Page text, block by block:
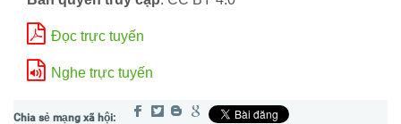
Đọc trực tuyến
Nghe trực tuyến